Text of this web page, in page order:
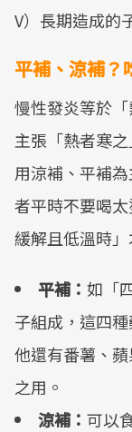
V）長期造成的
平補、涼補？
慢性發炎等於
主張「熱者寒
用涼補、平補
者平時不要喝
緩解且低溫時」
平補： 如「
子組成，這四
他還有番薯、
之用。
涼補： 可以